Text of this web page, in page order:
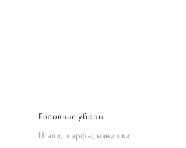
Головные уборы
Шали, шарфы, манишки